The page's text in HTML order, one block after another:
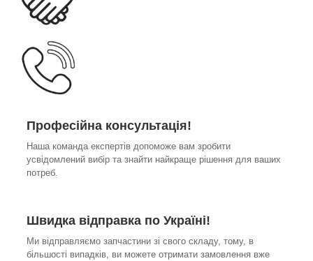
Професійна консультація!
Наша команда експертів допоможе вам зробити
усвідомлений вибір та знайти найкраще рішення для ваших
потреб.
Швидка відправка по Україні!
Ми відправляємо запчастини зі свого складу, тому, в
більшості випадків, ви можете отримати замовлення вже